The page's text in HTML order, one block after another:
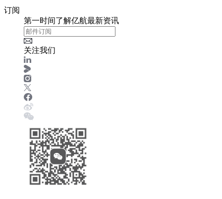
订阅
第一时间了解亿航最新资讯
关注我们